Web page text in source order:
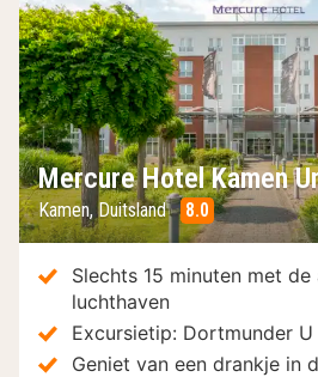
Mercure Hotel Kamen
Kamen,Duitsland 8.0
/10
Slechts 15 minuten met
luchthaven
Excursietip: Dortmunder U
Geniet van een drankje in